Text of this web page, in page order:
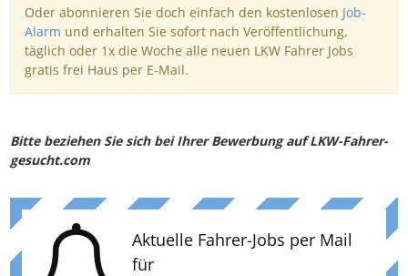
Oder abonnieren Sie doch einfach den kostenlosen Job-
Alarm und erhalten Sie sofort nach Veröffentlichung,
täglich oder 1x die Woche alle neuen LKW Fahrer Jobs
gratis frei Haus per E-Mail.
Bitte beziehen Sie sich bei Ihrer Bewerbung auf LKW-Fahrer-
gesucht.com
Aktuelle Fahrer-Jobs per Mail
für